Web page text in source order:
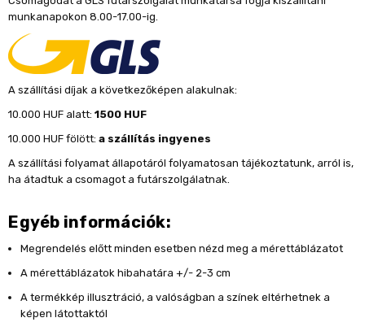
munkanapokon 8.00-17.00-ig.
A szállítási díjak a következőképen alakulnak:
10.000 HUF alatt:1500 HUF
10.000 HUF fölött:a szállítás ingyenes
A szállítási folyamat állapotáról folyamatosan tájékoztatunk, arról is,
ha átadtuk a csomagot a futárszolgálatnak.
Egyéb információk:
Megrendelés előtt minden esetben nézd meg a mérettáblázatot
A mérettáblázatok hibahatára +/- 2-3 cm
A termékkép illusztráció, a valóságban a színek eltérhetnek a
képen látottaktól